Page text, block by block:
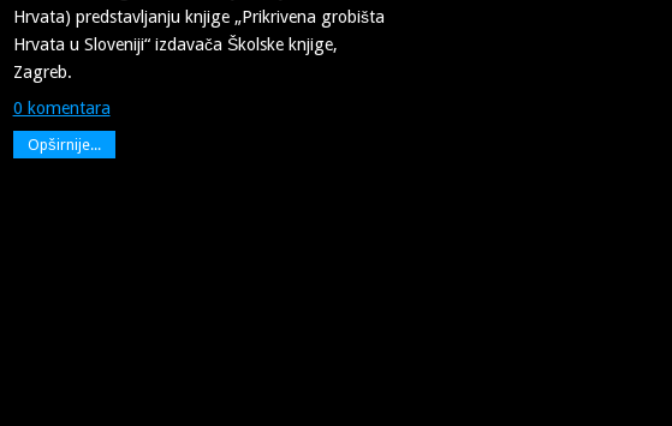
Hrvata) predstavljanju knjige „Prikrivena grobišta
Hrvata u Sloveniji“ izdavača Školske knjige,
Zagreb.
0 komentara
Opširnije...